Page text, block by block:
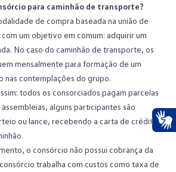
para caminhão de transporte?
de compra baseada na união de
um objetivo em comum: adquirir um
No caso do caminhão de transporte, os
mensalmente para formação de um
nas contemplações do grupo.
todos os consorciados pagam parcelas
alguns participantes são
ou lance, recebendo a carta de crédito
, o consórcio não possui cobrança da
trabalha com custos como taxa de